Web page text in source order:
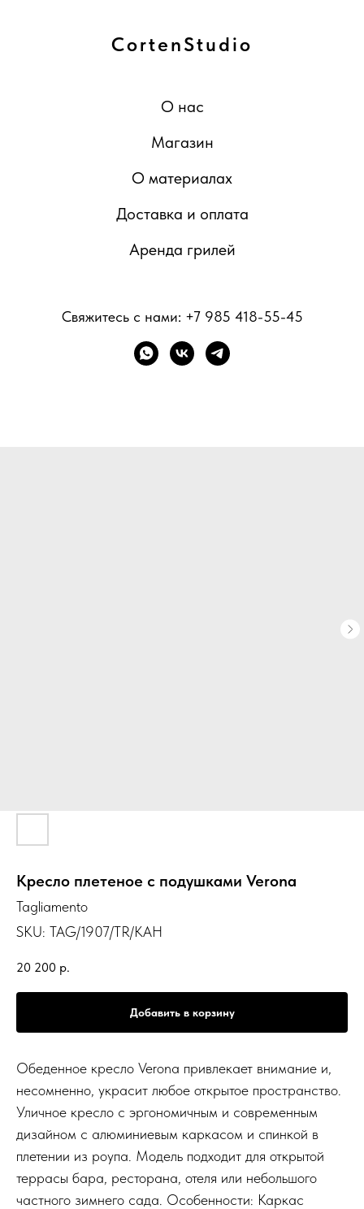
CortenStudio
О нас
Магазин
О материалах
Доставка и оплата
Аренда грилей
Свяжитесь с нами: +7 985 418-55-45
Кресло плетеное с подушками Verona
Tagliamento
SKU: TAG/1907/TR/KAH
20 200 р.
Добавить в корзину
Обеденное кресло Verona привлекает внимание и,
несомненно, украсит любое открытое пространство.
Уличное кресло с эргономичным и современным
дизайном с алюминиевым каркасом и спинкой в
плетении из роупа. Модель подходит для открытой
террасы бара, ресторана, отеля или небольшого
частного зимнего сада. Особенности: Каркас